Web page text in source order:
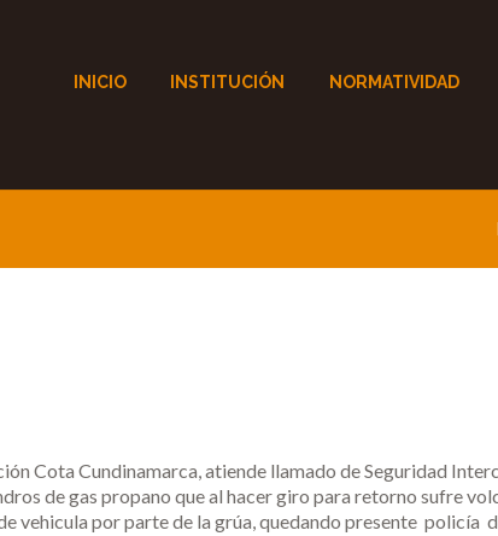
INICIO INSTITUCIÓN NORMATIVIDAD
Cota Cundinamarca, atiende llamado de Seguridad
de gas propano que al hacer giro para retorno sufre
vehicula por parte de la grúa, quedando presente policía